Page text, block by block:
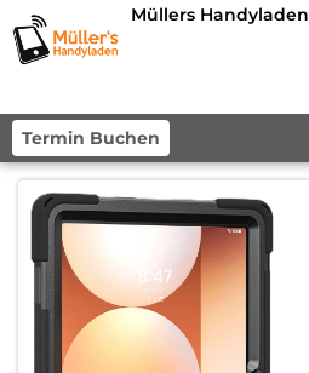
Müllers Handyladen
Termin Buchen